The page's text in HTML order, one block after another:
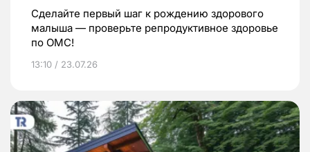
Сделайте первый шаг к рождению здорового
малыша — проверьте репродуктивное здоровье
по ОМС!
13:10 / 23.07.26